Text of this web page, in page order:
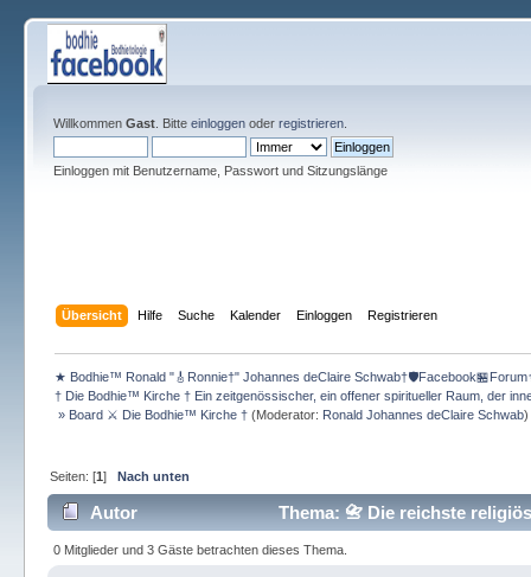
Willkommen Gast. Bitte einloggenoder registrieren.
Einloggen mit Benutzername, Passwort und Sitzungslänge
Übersicht Hilfe Suche Kalender Einloggen Registrieren
★ Bodhie™ Ronald "🎸Ronnie†" Johannes deClaire
† Die Bodhie™ Kirche † Ein zeitgenössischer, ein offener spiritueller Raum, der
» Board ⚔ Die Bodhie™ Kirche †(Moderator: Ronald Johannes deClaire Schwab)
Seiten: [1] Nach unten
Autor Thema: 📇 Die reichste
0 Mitglieder und 3 Gäste betrachten dieses Thema.